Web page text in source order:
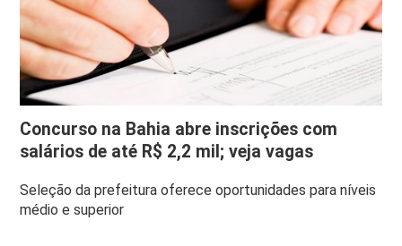
Concurso na Bahia abre inscrições com
salários de até R$ 2,2 mil; veja vagas
Seleção da prefeitura oferece oportunidades para níveis
médio e superior